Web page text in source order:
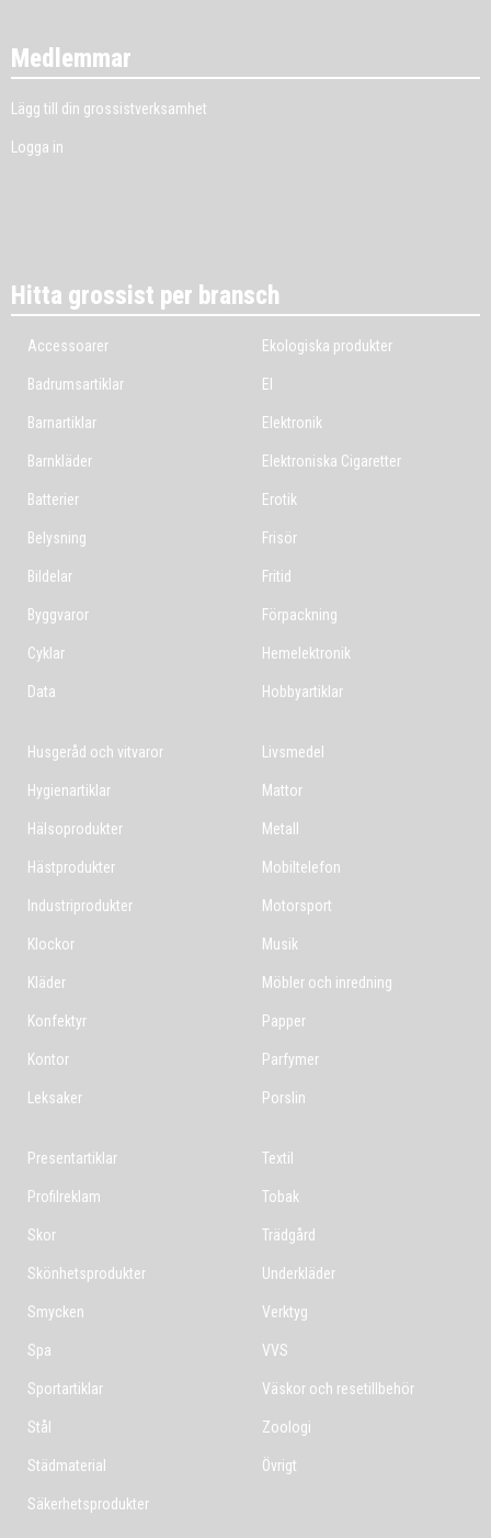
Medlemmar
Lägg till din grossistverksamhet
Logga in
Hitta grossist per bransch
Accessoarer
Badrumsartiklar
Barnartiklar
Barnkläder
Batterier
Belysning
Bildelar
Byggvaror
Cyklar
Data
Ekologiska produkter
El
Elektronik
Elektroniska Cigaretter
Erotik
Frisör
Fritid
Förpackning
Hemelektronik
Hobbyartiklar
Husgeråd och vitvaror
Hygienartiklar
Hälsoprodukter
Hästprodukter
Industriprodukter
Klockor
Kläder
Konfektyr
Kontor
Leksaker
Livsmedel
Mattor
Metall
Mobiltelefon
Motorsport
Musik
Möbler och inredning
Papper
Parfymer
Porslin
Presentartiklar
Profilreklam
Skor
Skönhetsprodukter
Smycken
Spa
Sportartiklar
Stål
Städmaterial
Säkerhetsprodukter
Textil
Tobak
Trädgård
Underkläder
Verktyg
VVS
Väskor och resetillbehör
Zoologi
Övrigt